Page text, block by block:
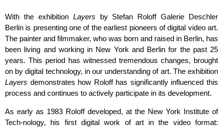
With the exhibition Layers by Stefan Roloff Galerie Deschler
Berlin is presenting one of the earliest pioneers of digital video art.
The painter and filmmaker, who was born and raised in Berlin, has
been living and working in New York and Berlin for the past 25
years. This period has witnessed tremendous changes, brought
on by digital technology, in our understanding of art. The exhibition
Layers demonstrates how Roloff has significantly influenced this
process and continues to actively participate in its development.
As early as 1983 Roloff developed, at the New York Institute of
Tech-nology, his first digital work of art in the video format: